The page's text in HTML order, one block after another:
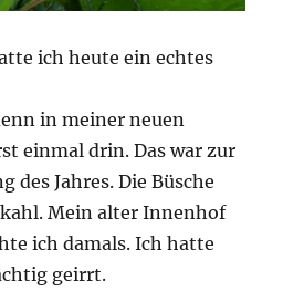
ich heute ein echtes
in meiner neuen
einmal drin. Das war zur
des Jahres. Die Büsche
Mein alter Innenhof
ich damals. Ich hatte
geirrt.